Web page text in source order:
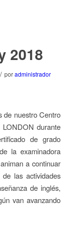
2018
/ poradministrador
de nuestro Centro
durante
de grado
la examinadora
a continuar
las actividades
de inglés,
van avanzando